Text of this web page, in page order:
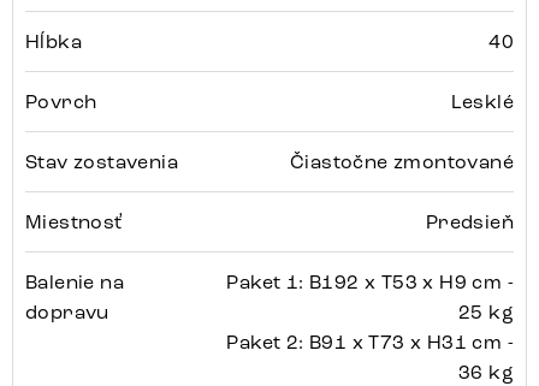
Hĺbka 40
Povrch Lesklé
Stav zostavenia Čiastočne zmontované
Miestnosť Predsieň
Balenie na
dopravu
Paket 1: B192 x T53 x H9 cm -
25 kg
Paket 2: B91 x T73 x H31 cm -
36 kg